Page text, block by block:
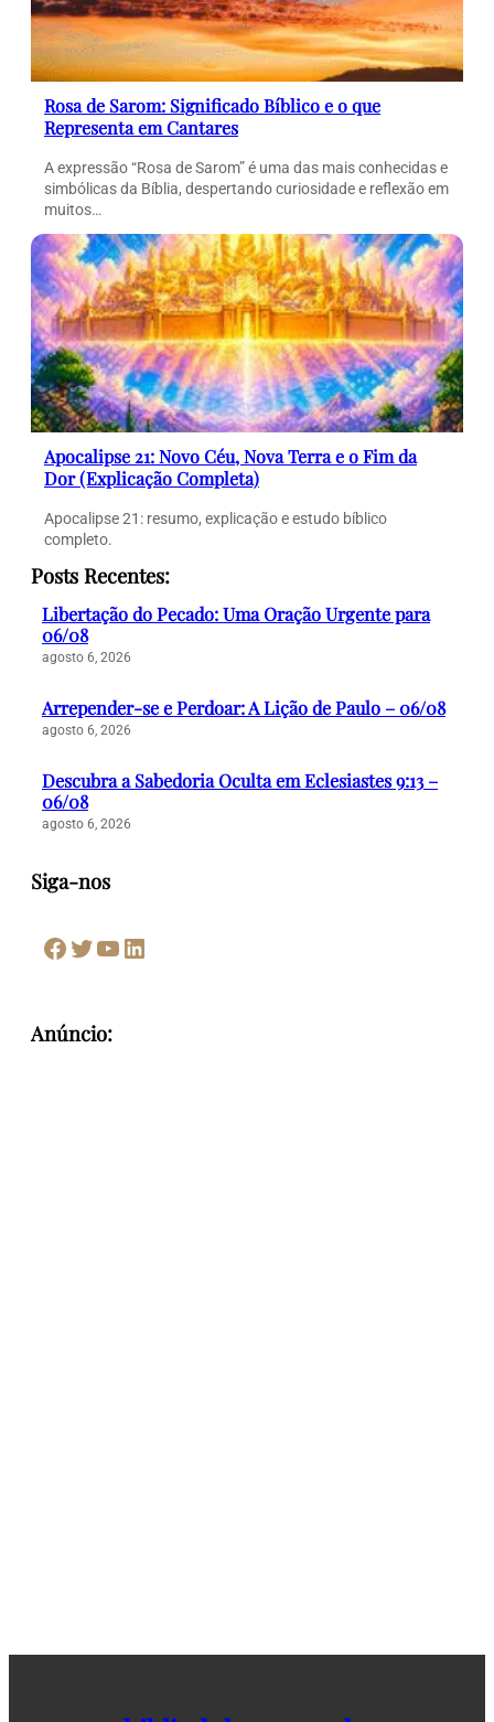
Rosa de Sarom: Significado Bíblico e o que
Representa em Cantares
A expressão “Rosa de Sarom” é uma das mais conhecidas e
simbólicas da Bíblia, despertando curiosidade e reflexão em
muitos…
Apocalipse 21: Novo Céu, Nova Terra e o Fim da
Dor (Explicação Completa)
Apocalipse 21: resumo, explicação e estudo bíblico
completo.
Posts Recentes:
Libertação do Pecado: Uma Oração Urgente para
06/08
agosto 6, 2026
Arrepender-se e Perdoar: A Lição de Paulo – 06/08
agosto 6, 2026
Descubra a Sabedoria Oculta em Eclesiastes 9:13 –
06/08
agosto 6, 2026
Siga-nos
Facebook Twitter Youtube LinkedIn
Anúncio: